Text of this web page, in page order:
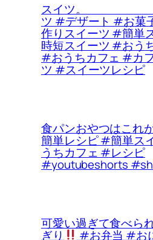
スイツ。 #
ツ #デザート #お菓
作りスイーツ #簡単
時短スイーツ #おう
#おうちカフェ #カ
ツ #スイーツレシピ
食パンおやつはこれ
簡単レシピ #簡単ス
うちカフェ #レシピ
#youtubeshorts
可愛い過ぎて食べら
ぎり #お弁当 #お